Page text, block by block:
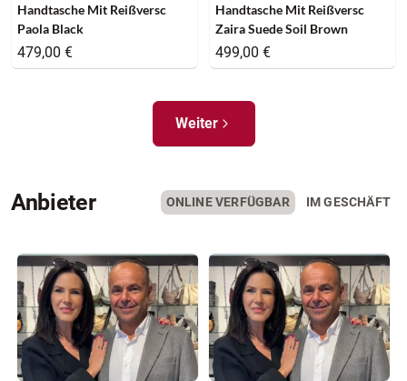
Handtasche Mit Reißversc
Paola Black
479,00 €
Handtasche Mit Reißversc
Zaira Suede Soil Brown
499,00 €
Weiter
Anbieter ONLINE VERFÜGBAR IM GESCHÄFT